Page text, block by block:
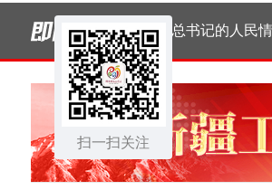
扫一扫关注
追光的你｜太行山上
新愚公
总书记的人民情怀
｜“扎扎实实建设现
代化产业体系”